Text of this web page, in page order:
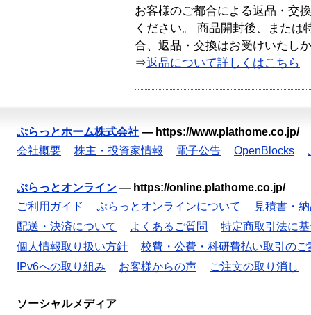
お客様のご都合による返品・交
ください。 商品開封後、または
合、返品・交換はお受けいたし
⇒返品について詳しくはこちら
ぷらっとホーム株式会社 — https://www.plathome.co.jp/
会社概要
株主・投資家情報 電子公告 OpenBlocks
ぷらっとオンライン — https://online.plathome.co.jp/
ご利用ガイド
ぷらっとオンラインについて
見積書・
配送・決済について
よくあるご質問
特定商取引法に
個人情報取り扱い方針
校費・公費・科研費払い取引のご
IPv6への取り組み
お客様からの声 ご注文の取り消し
ソーシャルメディア